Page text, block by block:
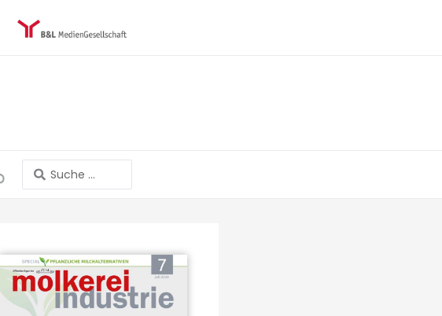
Search
...